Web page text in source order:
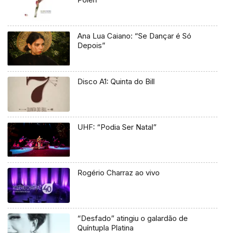
Ana Lua Caiano: “Se Dançar é Só
Depois”
Disco A1: Quinta do Bill
UHF: “Podia Ser Natal”
Rogério Charraz ao vivo
“Desfado” atingiu o galardão de
Quíntupla Platina